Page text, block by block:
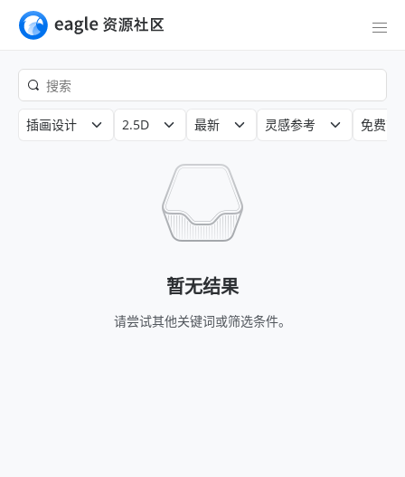
插画设计 2.5D 最新 灵感参考 免费商
暂无结果
请尝试其他关键词或筛选条件。